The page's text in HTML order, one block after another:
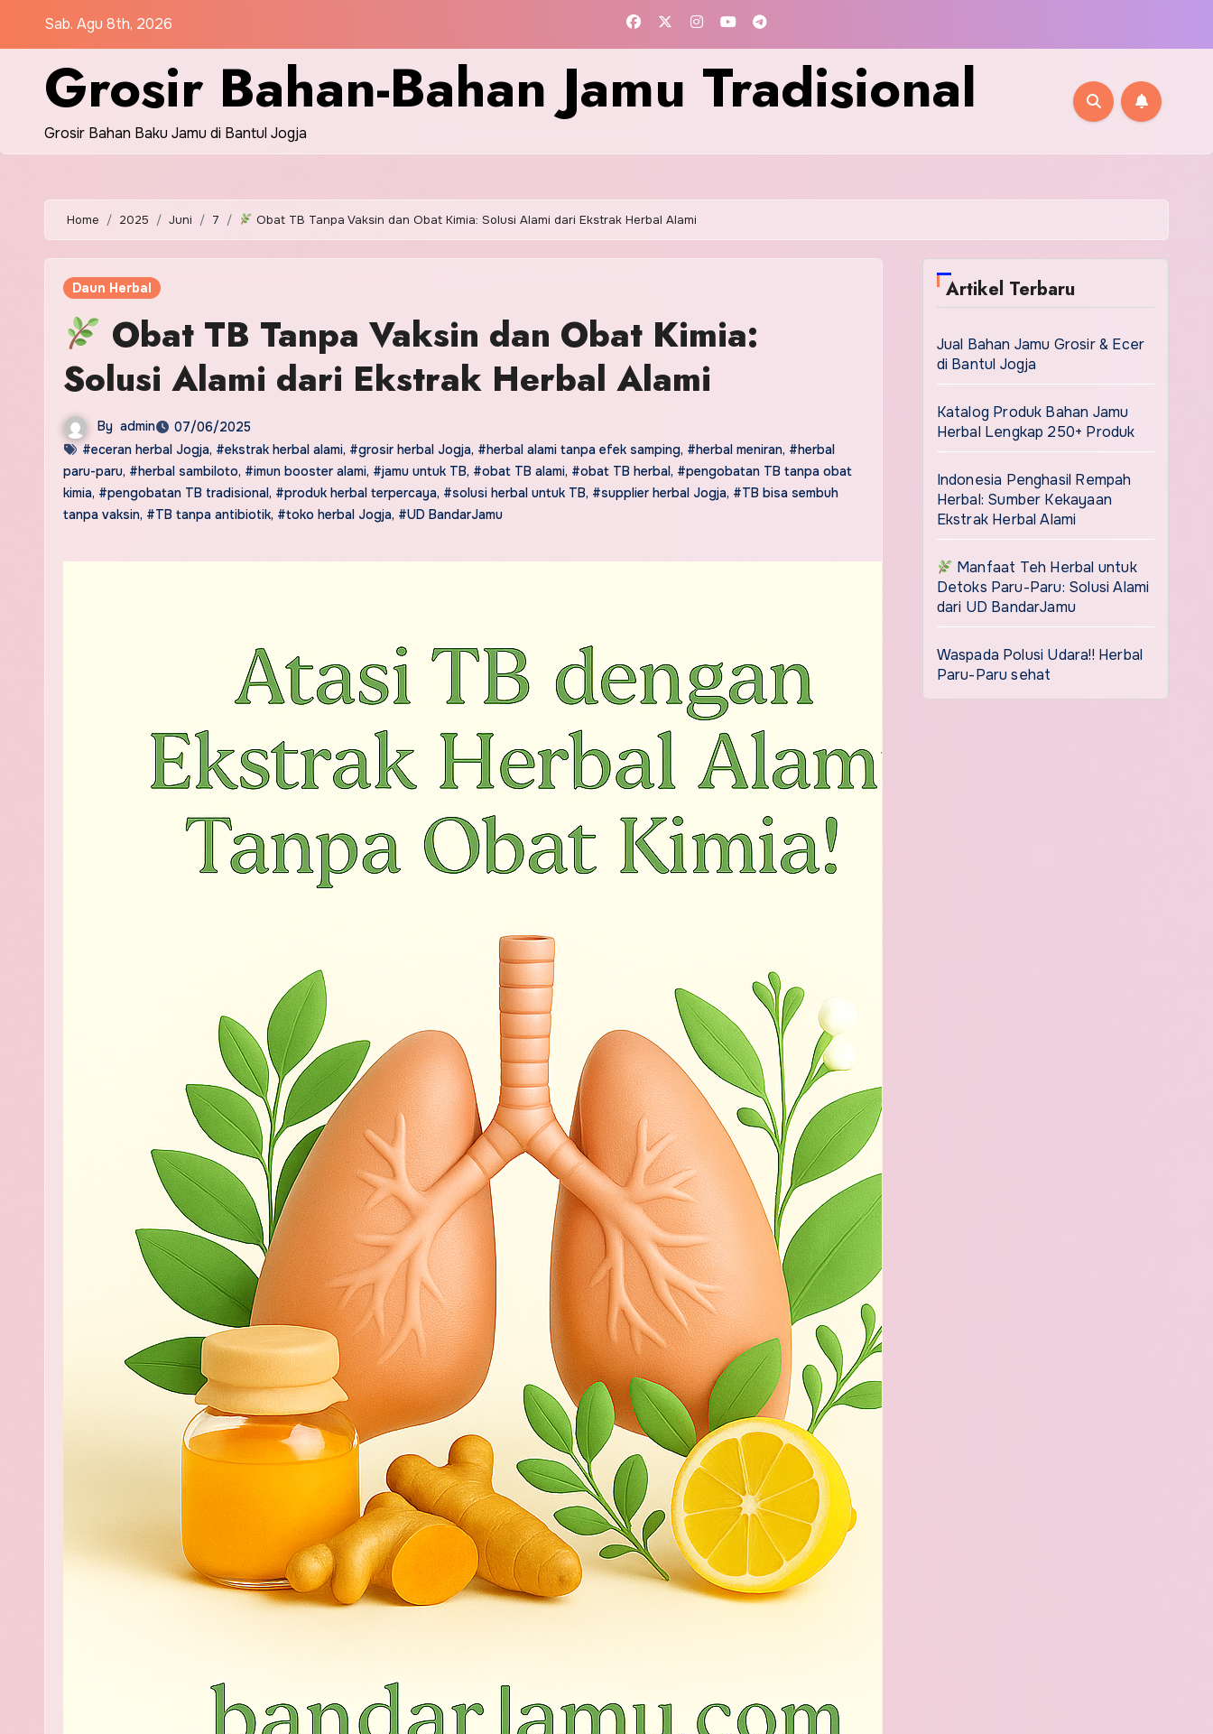
Sab. Agu 8th, 2026
Grosir Bahan-Bahan Jamu Tradisional
Grosir Bahan Baku Jamu di Bantul Jogja
Home 2025 Juni 7 Obat TB Tanpa Vaksin dan Obat Kimia: Solusi Alami dari Ekstrak Herbal Alami
Daun Herbal
Obat TB Tanpa Vaksin dan Obat Kimia:
Solusi Alami dari Ekstrak Herbal Alami
By admin
07/06/2025
#eceran herbal Jogja, #ekstrak herbal alami, #grosir herbal Jogja, #herbal alami tanpa efek samping, #herbal meniran, #herbal
paru-paru, #herbal sambiloto, #imun booster alami, #jamu untuk TB, #obat TB alami, #obat TB herbal, #pengobatan TB tanpa obat
kimia, #pengobatan TB tradisional, #produk herbal terpercaya, #solusi herbal untuk TB, #supplier herbal Jogja, #TB bisa sembuh
tanpa vaksin, #TB tanpa antibiotik, #toko herbal Jogja, #UD BandarJamu
Artikel Terbaru
Jual Bahan Jamu Grosir & Ecer
di Bantul Jogja
Katalog Produk Bahan Jamu
Herbal Lengkap 250+ Produk
Indonesia Penghasil Rempah
Herbal: Sumber Kekayaan
Ekstrak Herbal Alami
Manfaat Teh Herbal untuk
Detoks Paru-Paru: Solusi Alami
dari UD BandarJamu
Waspada Polusi Udara!! Herbal
Paru-Paru sehat